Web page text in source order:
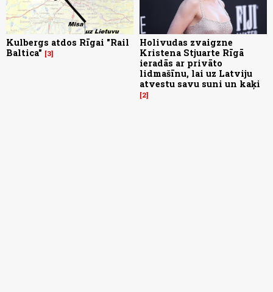
Kulbergs atdos Rīgai "Rail
Baltica"
3
Holivudas zvaigzne
Kristena Stjuarte Rīgā
ieradās ar privāto
lidmašīnu, lai uz Latviju
atvestu savu suni un kaķi
2